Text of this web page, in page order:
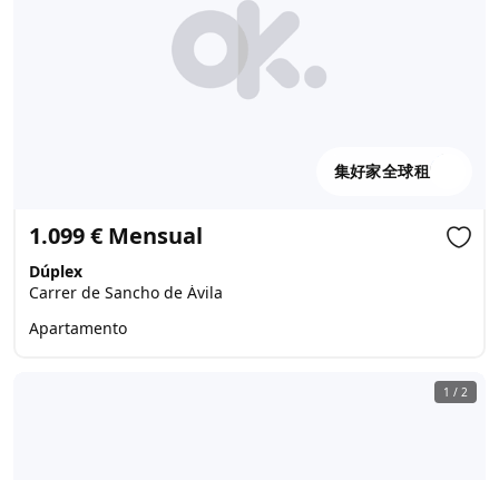
集好家全球租
1.099 € Mensual
Dúplex
Carrer de Sancho de Ávila
Apartamento
1 / 2